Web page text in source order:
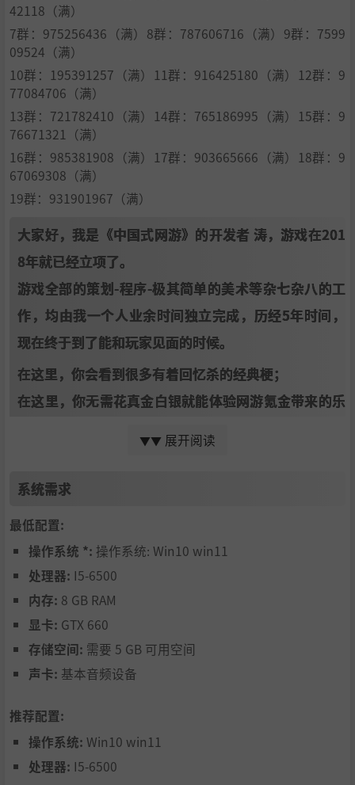
42118（满）
7群：975256436（满）8群：787606716（满）9群：7599
09524（满）
10群：195391257（满）11群：916425180（满）12群：9
77084706（满）
13群：721782410（满）14群：765186995（满）15群：9
76671321（满）
16群：985381908（满）17群：903665666（满）18群：9
67069308（满）
19群：931901967（满）
大家好，我是《中国式网游》的开发者 涛，游戏在201
8年就已经立项了。
游戏全部的策划-程序-极其简单的美术等杂七杂八的工
作，均由我一个人业余时间独立完成，历经5年时间，
现在终于到了能和玩家见面的时候。
在这里，你会看到很多有着回忆杀的经典梗；
在这里，你无需花真金白银就能体验网游氪金带来的乐
趣，每一次行为都是人生的转折点，也许，你上瘾的从
最终，在现实和虚拟的思维斗争下，你也会看清国产网
游的本质，认识国产网游的套路。
个人提示：游戏可能会存在很多“烂梗”、甚至出现很
多BUG（当然我会积极修复）、甚至也会有人吐槽美术
画风不好等等（因为我不是美术出身）~希望玩家老爷
轻喷！海涵！
超多结局 多周目
多结局，不同的体验！
是你想猛氪当上皇城城主? 还是想稳健发育抱得美人归? 由你
▼▼ 展开阅读
系统需求
最低配置:
操作系统 *: 操作系统: Win10 win11
处理器: I5-6500
内存: 8 GB RAM
显卡: GTX 660
存储空间: 需要 5 GB 可用空间
声卡: 基本音频设备
推荐配置:
操作系统: Win10 win11
处理器: I5-6500